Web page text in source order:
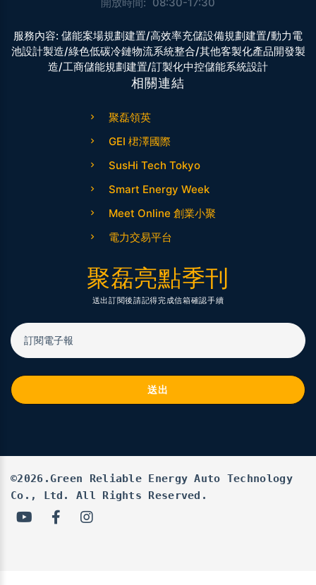
服務內容: 儲能案場規劃建置/高效率充儲設備規劃建置/動力電
池設計製造/綠色低碳冷鏈物流系統整合/其他客製化產品開發製
造/工商儲能規劃建置/訂製化中控儲能系統設計
相關連結
聚磊領英
GEI 桾澤國際
SusHi Tech Tokyo
Smart Energy Week
Meet Online 創業小聚
電力交易平台
聚磊亮點季刊
送出訂閱後請記得完成信箱確認手續
訂閱電子報
送出
©2026.Green Reliable Energy Auto Technology
Co., Ltd. All Rights Reserved.